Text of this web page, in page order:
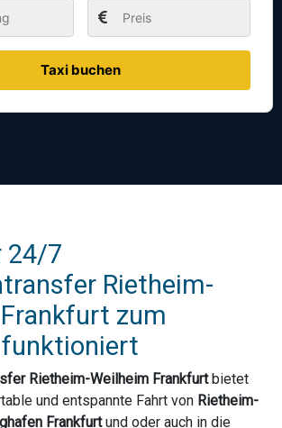
Taxi buchen
24/7
Rietheim-
zum
Rietheim-Weilheim Frankfurtbietet
und entspannte Fahrt von Rietheim-
Frankfurtund oder auch in die